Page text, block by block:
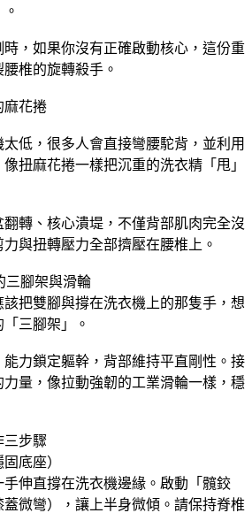
，如果你沒有正確啟動核心，這份重
椎的旋轉殺手。
麻花捲
低，很多人會直接彎腰駝背，並利用
扭麻花捲一樣把沉重的洗衣精「甩」
轉、核心潰堤，不僅背部肌肉完全沒
與扭轉壓力全部擠壓在腰椎上。
三腳架與滑輪
把雙腳與撐在洗衣機上的那隻手，想
三腳架」。
力鎖定軀幹，背部維持平直剛性。接
量，像拉動強韌的工業滑輪一樣，穩
三步驟
底座）
伸直撐在洗衣機邊緣。啟動「髖鉸
微彎），讓上半身微傾。請保持脊椎